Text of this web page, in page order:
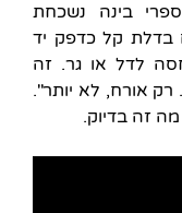
בינה נשכחת
בדלת קל כדפק יד
לדל או גר. זה
אורח, לא יותר".
זה בדיוק.